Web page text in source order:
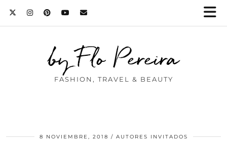
by Flo Pereira
FASHION, TRAVEL & BEAUTY
8 NOVIEMBRE, 2018 AUTORES INVITADOS